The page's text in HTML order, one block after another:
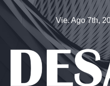
Saltar
contenido
Vie. Ago 7th,